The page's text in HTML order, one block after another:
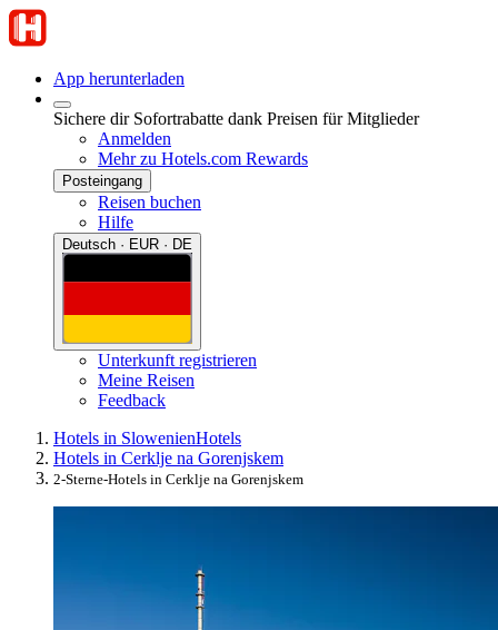
App herunterladen
Sichere dir Sofortrabatte dank Preisen für Mitglieder
Anmelden
Mehr zu Hotels.com Rewards
Posteingang
Reisen buchen
Hilfe
Deutsch · EUR · DE
Unterkunft registrieren
Meine Reisen
Feedback
Hotels in SlowenienHotels
Hotels in Cerklje na Gorenjskem
2-Sterne-Hotels in Cerklje na Gorenjskem